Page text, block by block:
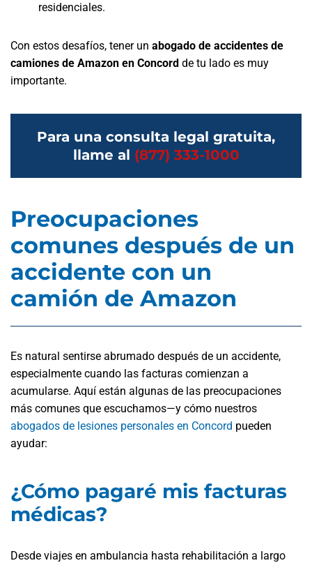
residenciales.
Con estos desafíos, tener un abogado de accidentes de
camiones de Amazon en Concord de tu lado es muy
importante.
Para una consulta legal gratuita,
llame al (877) 333-1000
Preocupaciones
comunes después de un
accidente con un
camión de Amazon
Es natural sentirse abrumado después de un accidente,
especialmente cuando las facturas comienzan a
acumularse. Aquí están algunas de las preocupaciones
más comunes que escuchamos—y cómo nuestros
abogados de lesiones personales en Concord pueden
ayudar:
¿Cómo pagaré mis facturas
médicas?
Desde viajes en ambulancia hasta rehabilitación a largo